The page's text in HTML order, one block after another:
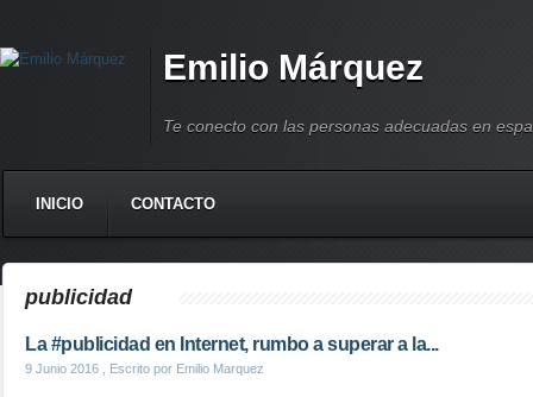
Emilio Márquez
Te conecto con las personas adecuadas en
INICIO CONTACTO
publicidad
La #publicidad en Internet, rumbo a superar a la...
9 Junio 2016 , Escrito por Emilio Marquez